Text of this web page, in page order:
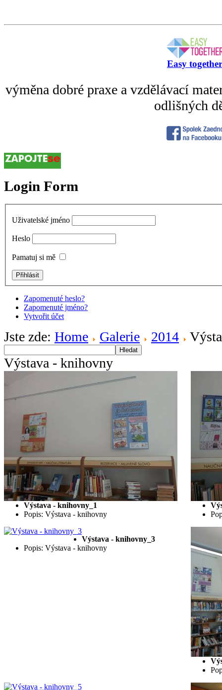
Easy together
výměna dobré praxe a vzdělávací
odlišných
Login Form
Uživatelské jméno
Heslo
Pamatuj si mě
Zapomenuté heslo?
Zapomenuté jméno?
Vytvořit účet
Jste zde: Home Galerie 2014
Hledat
Výstava - knihovny
Výstava - knihovny_1
Popis: Výstava - knihovny
Výstava - knihovny_3
Popis: Výstava - knihovny